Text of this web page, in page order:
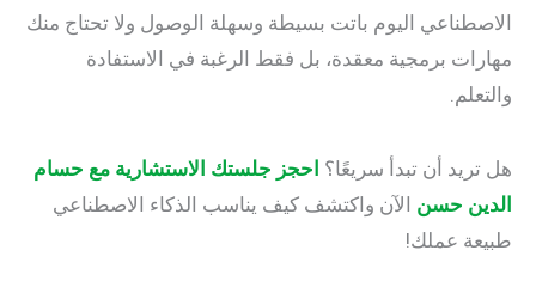
الاصطناعي اليوم باتت بسيطة وسهلة الوصول ولا تحتاج منك
مهارات برمجية معقدة، بل فقط الرغبة في الاستفادة
والتعلم.
هل تريد أن تبدأ سريعًا؟ احجز جلستك الاستشارية مع حسام
الدين حسن الآن واكتشف كيف يناسب الذكاء الاصطناعي
طبيعة عملك!